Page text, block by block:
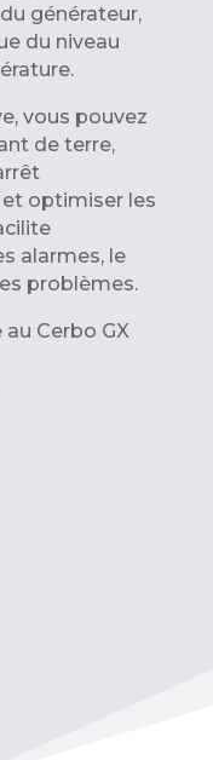
générateur,
du niveau
vous pouvez
de terre,
optimiser les
alarmes, le
problèmes.
au Cerbo GX